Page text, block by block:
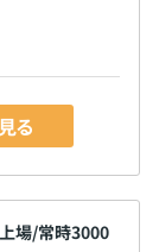
る
場/常時3000